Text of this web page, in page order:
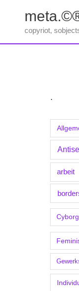
springencopyriot,
.
arbeit